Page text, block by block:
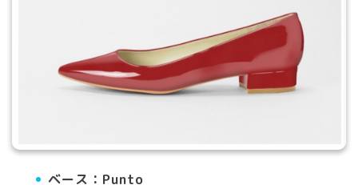
ベース：Punto